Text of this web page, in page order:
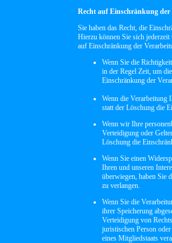
Recht auf Einschränkung
Sie haben das Recht, die
Hierzu können Sie sich jederzeit
auf Einschränkung der
Wenn Sie die
in der Regel Zeit, um
Einschränkung der
Wenn die Verarbeitung
statt der Löschung die
Wenn wir Ihre
Verteidigung oder
Löschung die
Wenn Sie einen
Ihren und unseren
überwiegen, haben Sie
zu verlangen.
Wenn Sie die
ihrer Speicherung
Verteidigung von
juristischen Person
eines Mitgliedstaats